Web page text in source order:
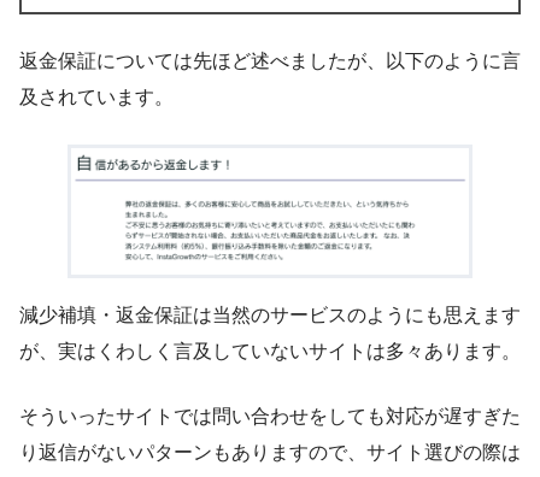
返金保証については先ほど述べましたが、以下のように言
及されています。
減少補填・返金保証は当然のサービスのようにも思えます
が、実はくわしく言及していないサイトは多々あります。
そういったサイトでは問い合わせをしても対応が遅すぎた
り返信がないパターンもありますので、サイト選びの際は